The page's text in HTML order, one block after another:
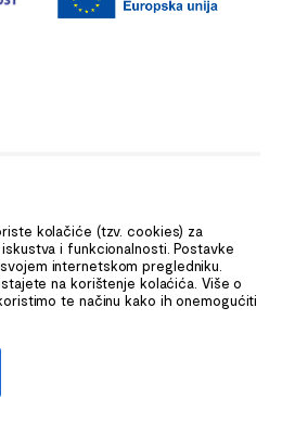
EU fondova kroz financijsko
web stranice sufinancirano je
iz Operativnog programa
fonda za regionalni razvoj.
je odgovornost Ministarstva mora,
kolačiće (tzv. cookies) za
i funkcionalnosti. Postavke
internetskom pregledniku.
na korištenje kolaćića. Više o
te načinu kako ih onemogućiti